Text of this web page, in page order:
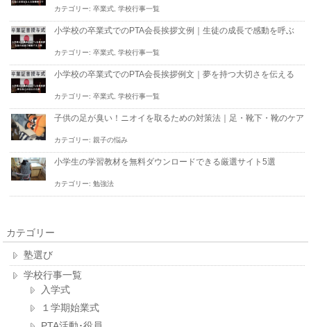
カテゴリー:卒業式 ,学校行事一覧
小学校の卒業式でのPTA会長挨拶文例｜生徒の成長で感動を呼ぶ
カテゴリー:卒業式 ,学校行事一覧
小学校の卒業式でのPTA会長挨拶例文｜夢を持つ大切さを伝える
カテゴリー:卒業式 ,学校行事一覧
子供の足が臭い！ニオイを取るための対策法｜足・靴下・靴のケア
カテゴリー:親子の悩み
小学生の学習教材を無料ダウンロードできる厳選サイト5選
カテゴリー:勉強法
カテゴリー
塾選び
学校行事一覧
入学式
１学期始業式